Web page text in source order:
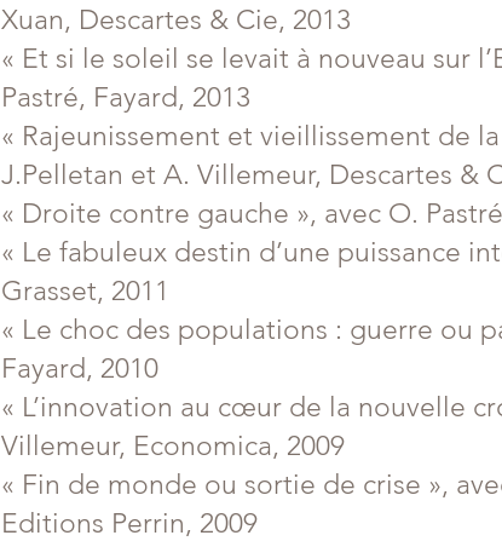
Xuan, Descartes & Cie, 2013
« Et si le soleil se levait à nouveau sur
Pastré, Fayard, 2013
« Rajeunissement et vieillissement de
J.Pelletan et A. Villemeur, Descartes &
« Droite contre gauche », avec O.
« Le fabuleux destin d’une puissance
Grasset, 2011
« Le choc des populations : guerre ou
Fayard, 2010
« L’innovation au cœur de la nouvelle
Villemeur, Economica, 2009
« Fin de monde ou sortie de crise »,
Editions Perrin, 2009